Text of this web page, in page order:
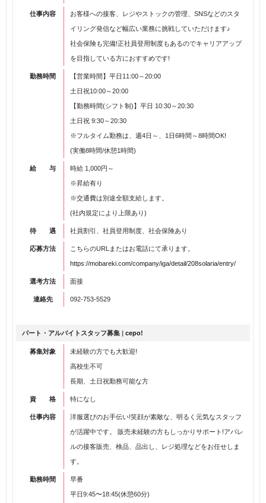
仕事内容 お客様への接客、レジやストックの管理、SNSなどのスタ
イリング発信など幅広い業務に挑戦していただけます♪
社会保険も完備!正社員登用制度もあるのでキャリアアップ
を目指している方におすすめです!
勤務時間 【営業時間】平日11:00～20:00
土日祝10:00～20:00
【勤務時間(シフト制)】平日 10:30～20:30
土日祝 9:30～20:30
※フルタイム勤務は、週4日～、1日6時間～8時間OK!
(実働8時間/休憩1時間)
給 与 時給 1,000円～
※昇給有り
※交通費は別途全額支給します。
(社内規定により上限あり)
待 遇 社員割引、社員登用制度、社会保険あり
応募方法 こちらのURLまたはお電話にて承ります。
https://mobareki.com/company/iga/detail/208solaria/entry/
選考方法 面接
連絡先 092-753-5529
パート・アルバイトスタッフ募集 | cepo!
募集対象 未経験の方でも大歓迎!
高校生不可
長期、土日祝勤務可能な方
資 格 特になし
仕事内容 洋服選びのお手伝い!笑顔が素敵な、明るく元気なスタッフ
が活躍中です。 販売未経験の方もしっかりサポート!アパレ
ルの接客販売、検品、品出し、レジ処理などをお任せしま
す。
勤務時間 早番
平日9:45〜18:45(休憩60分)